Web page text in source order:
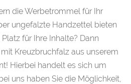
die Werbetrommel für Ihr
ungefalzte Handzettel bieten
für Ihre Inhalte? Dann
Kreuzbruchfalz aus unserem
Hierbei handelt es sich um
uns haben Sie die Möglichkeit,